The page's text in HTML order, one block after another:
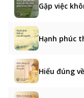
Hạnh phúc
Hiểu đúng